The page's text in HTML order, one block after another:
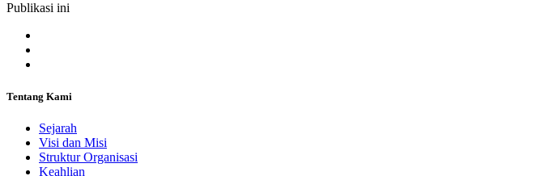
Publikasi ini
Tentang Kami
Sejarah
Visi dan Misi
Struktur Organisasi
Keahlian